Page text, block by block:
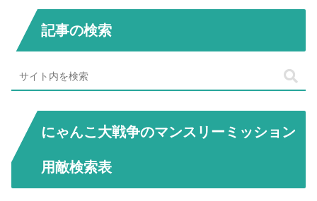
記事の検索
にゃんこ大戦争のマンスリーミッション
用敵検索表